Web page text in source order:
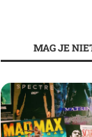
MAG JE